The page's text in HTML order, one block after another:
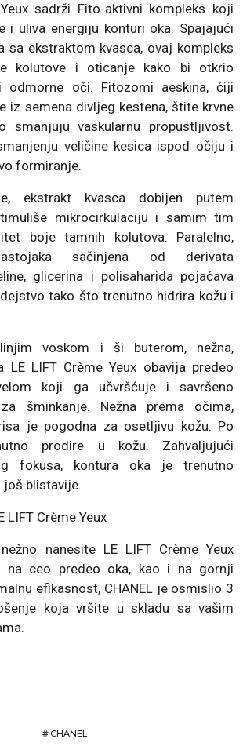
sadrži Fito-aktivni kompleks koji
i uliva energiju konturi oka. Spajajući
sa ekstraktom kvasca, ovaj kompleks
kolutove i oticanje kako bi otkrio
odmorne oči. Fitozomi aeskina, čiji
iz semena divljeg kestena, štite krvne
smanjuju vaskularnu propustljivost.
veličine kesica ispod očiju i
formiranje.
ekstrakt kvasca dobijen putem
mikrocirkulaciju i samim tim
boje tamnih kolutova. Paralelno,
sačinjena od derivata
glicerina i polisaharida pojačava
tako što trenutno hidrira kožu i
voskom i ši buterom, nežna,
LE LIFT Crème Yeux obavija predeo
koji ga učvršćuje i savršeno
šminkanje. Nežna prema očima,
je pogodna za osetljivu kožu. Po
prodire u kožu. Zahvaljujući
fokusa, kontura oka je trenutno
još blistavije.
LIFT Crème Yeux
nanesite LE LIFT Crème Yeux
na ceo predeo oka, kao i na gornji
efikasnost, CHANEL je osmislio 3
koja vršite u skladu sa vašim
# CHANEL